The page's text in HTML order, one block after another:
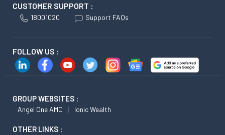
CUSTOMER SUPPORT :
18001020 Support FAQs
FOLLOW US :
GROUP WEBSITES :
Angel One AMC Ionic Wealth
OTHER LINKS :